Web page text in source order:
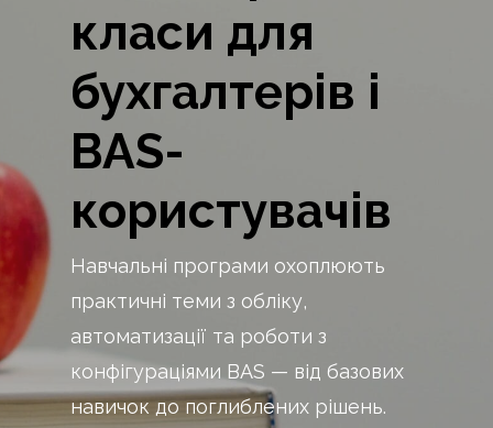
класи для
бухгалтерів і
BAS-
користувачів
Навчальні програми охоплюють
практичні теми з обліку,
автоматизації та роботи з
конфігураціями BAS — від базових
навичок до поглиблених рішень.